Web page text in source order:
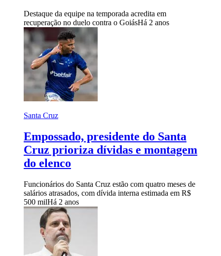
Destaque da equipe na temporada acredita em
recuperação no duelo contra o GoiásHá 2 anos
Santa Cruz
Empossado, presidente do Santa
Cruz prioriza dívidas e montagem
do elenco
Funcionários do Santa Cruz estão com quatro meses de
salários atrasados, com dívida interna estimada em R$
500 milHá 2 anos